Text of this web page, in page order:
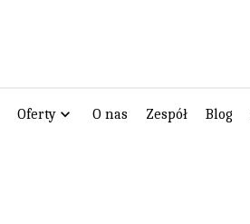
Oferty O nas Zespół Blog